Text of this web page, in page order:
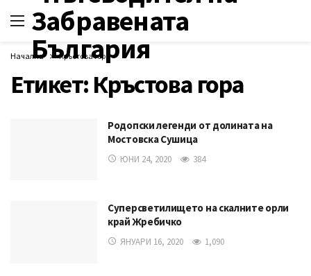
Начална Кръстова гора
Етикет: Кръстова гора
Родопски легенди от долината на
Мостовска Сушица
ЮНИ 24, 2020 384
Суперсветилището на скалните орли
край Жребичко
ЯНУАРИ 16, 2020 1,090